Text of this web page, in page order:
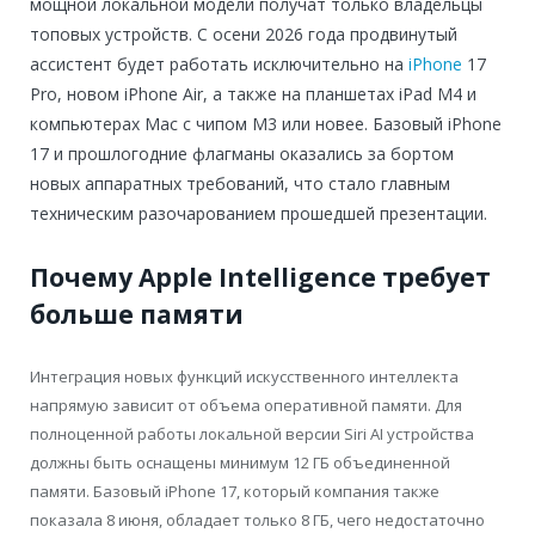
топовых устройств. С осени 2026 года продвинутый
ассистент будет работать исключительно на iPhone 17
Pro, новом iPhone Air, а также на планшетах iPad M4 и
компьютерах Mac с чипом M3 или новее. Базовый iPhone
17 и прошлогодние флагманы оказались за бортом
новых аппаратных требований, что стало главным
техническим разочарованием прошедшей презентации.
Почему Apple Intelligence требует
больше памяти
Интеграция новых функций искусственного интеллекта
напрямую зависит от объема оперативной памяти. Для
полноценной работы локальной версии Siri AI устройства
должны быть оснащены минимум 12 ГБ объединенной
памяти. Базовый iPhone 17, который компания также
показала 8 июня, обладает только 8 ГБ, чего недостаточно